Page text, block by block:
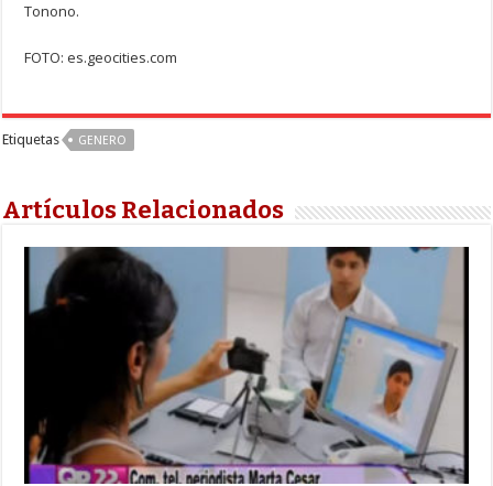
Tonono.
FOTO: es.geocities.com
Etiquetas GENERO
Artículos Relacionados